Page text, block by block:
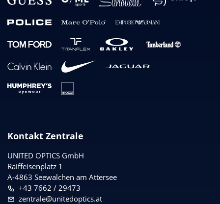
Kontakt Zentrale
UNITED OPTICS GmbH
Raiffeisenplatz 1
A-4863 Seewalchen am Attersee
+43 7662 / 29473
zentrale@unitedoptics.at